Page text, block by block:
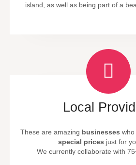
island, as well as being part of a
Local
These are amazing businesses who
special prices just for
We currently collaborate with